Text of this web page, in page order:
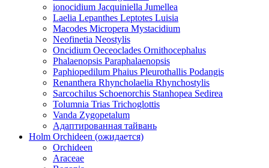
ionocidium Jacquiniella Jumellea
Laelia Lepanthes Leptotes Luisia
Macodes Micropera Mystacidium
Neofinetia Neostylis
Oncidium Oeceoclades Ornithocephalus
Phalaenopsis Paraphalaenopsis
Paphiopedilum Phaius Pleurothallis Podangis
Renanthera Rhyncholaelia Rhynchostylis
Sarcochilus Schoenorchis Stanhopea Sedirea
Tolumnia Trias Trichoglottis
Vanda Zygopetalum
Адаптированная тайвань
Holm Orchideen (ожидается)
Orchideen
Araceae